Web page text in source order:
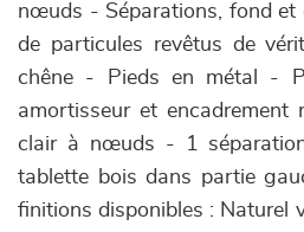
nœuds - Séparations, fond et
de particules revêtus de
chêne - Pieds en métal -
amortisseur et encadrement
clair à nœuds - 1
tablette bois dans partie
finitions disponibles : Naturel